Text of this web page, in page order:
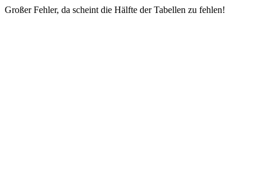
Großer Fehler, da scheint die Hälfte der Tabellen zu fehlen!